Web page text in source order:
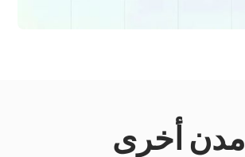
مدن أخرى